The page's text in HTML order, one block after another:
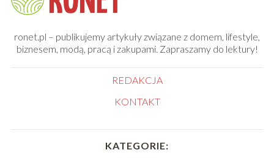
ronet.pl – publikujemy artykuły związane z domem, lifestyle,
biznesem, modą, pracą i zakupami. Zapraszamy do lektury!
REDAKCJA
KONTAKT
KATEGORIE: